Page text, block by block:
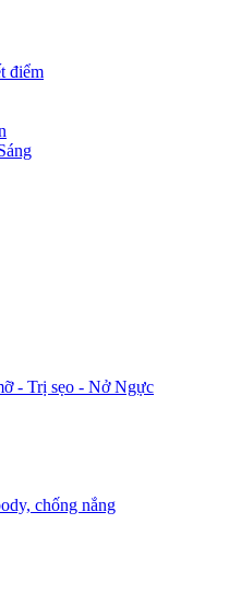
điểm
- Trị sẹo - Nở Ngực
chống nắng